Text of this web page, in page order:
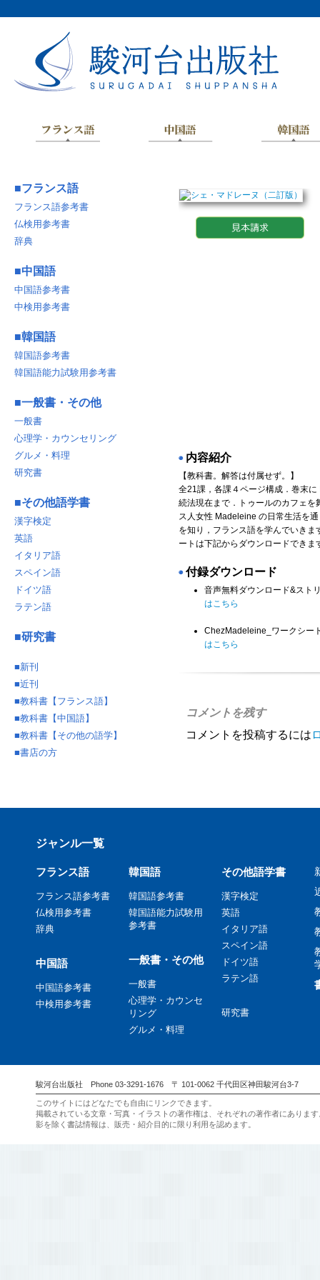
◉ 内容紹介
【教科書。解答は付属せず。】
全21課，各課４ページ構成．巻末
続法現在まで．トゥールのカフェを
ス人女性 Madeleine の日常生活を
を知り，フランス語を学んでいきま
ートは下記からダウンロードできま
◉ 付録ダウンロード
音声無料ダウンロード&スト
はこちら
ChezMadeleine_ワークシ
はこちら
コメントを残す
コメントを投稿するには
■フランス語
フランス語参考書
仏検用参考書
辞典
■中国語
中国語参考書
中検用参考書
■韓国語
韓国語参考書
韓国語能力試験用参考書
■一般書・その他
一般書
心理学・カウンセリング
グルメ・料理
研究書
■その他語学書
漢字検定
英語
イタリア語
スペイン語
ドイツ語
ラテン語
■研究書
■新刊
■近刊
■教科書【フランス語】
■教科書【中国語】
■教科書【その他の語学】
■書店の方
ジャンル一覧
フランス語
フランス語参考書
仏検用参考書
辞典
中国語
中国語参考書
中検用参考書
韓国語
韓国語参考書
韓国語能力試験用
参考書
一般書・その他
一般書
心理学・カウンセ
リング
グルメ・料理
その他語学書
漢字検定
英語
イタリア語
スペイン語
ドイツ語
ラテン語
研究書
駿河台出版社 Phone 03-3291-1676 〒 101-0062 千代田区神田駿河台3-7
このサイトにはどなたでも自由にリンクできます。
掲載されている文章・写真・イラストの著作権は、それぞれの著作者にありま
影を除く書誌情報は、販売・紹介目的に限り利用を認めます。